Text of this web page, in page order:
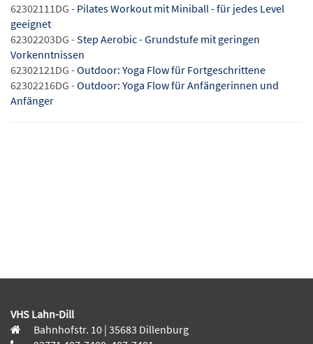
62302111DG - Pilates Workout mit Miniball - für jedes Level
geeignet
62302203DG -Step Aerobic - Grundstufe mit geringen
Vorkenntnissen
62302121DG -Outdoor: Yoga Flow für Fortgeschrittene
62302216DG -Outdoor: Yoga Flow für Anfängerinnen und
Anfänger
VHS Lahn-Dill
Bahnhofstr. 10 | 35683 Dillenburg